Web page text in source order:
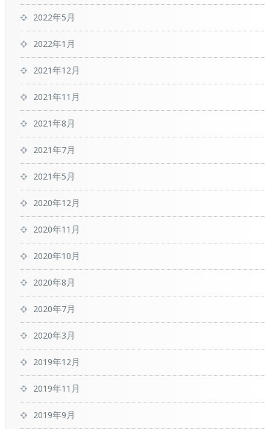
2022年5月
2022年1月
2021年12月
2021年11月
2021年8月
2021年7月
2021年5月
2020年12月
2020年11月
2020年10月
2020年8月
2020年7月
2020年3月
2019年12月
2019年11月
2019年9月